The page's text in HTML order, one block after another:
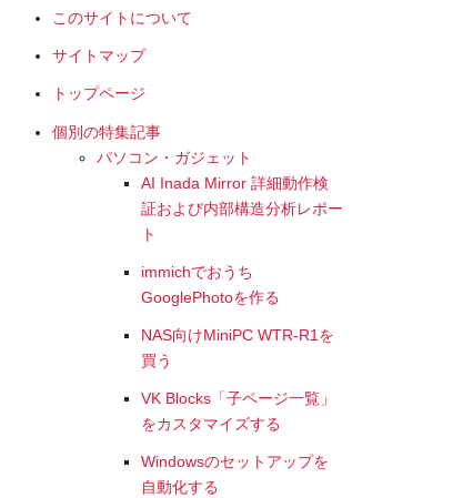
このサイトについて
サイトマップ
トップページ
個別の特集記事
パソコン・ガジェット
AI Inada Mirror 詳細動作検
証および内部構造分析レポー
ト
immichでおうち
GooglePhotoを作る
NAS向けMiniPC WTR-R1を
買う
VK Blocks「子ページ一覧」
をカスタマイズする
Windowsのセットアップを
自動化する